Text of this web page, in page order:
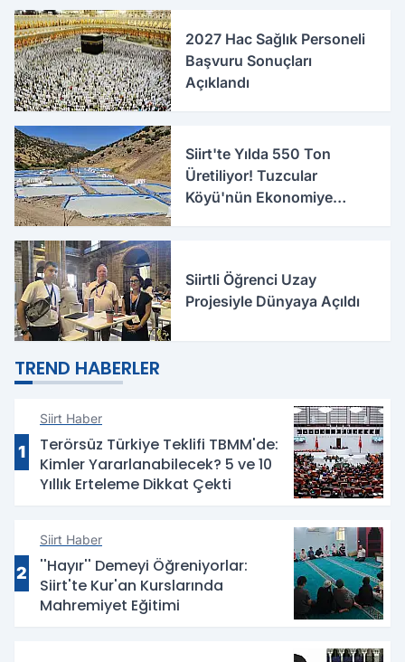
2027 Hac Sağlık Personeli
Başvuru Sonuçları
Açıklandı
Siirt'te Yılda 550 Ton
Üretiliyor! Tuzcular
Köyü'nün Ekonomiye
Siirtli Öğrenci Uzay
Projesiyle Dünyaya Açıldı
TREND HABERLER
1
Siirt Haber
Terörsüz Türkiye Teklifi TBMM'de:
Kimler Yararlanabilecek? 5 ve 10
Yıllık Erteleme Dikkat Çekti
2
Siirt Haber
''Hayır'' Demeyi Öğreniyorlar:
Siirt'te Kur'an Kurslarında
Mahremiyet Eğitimi